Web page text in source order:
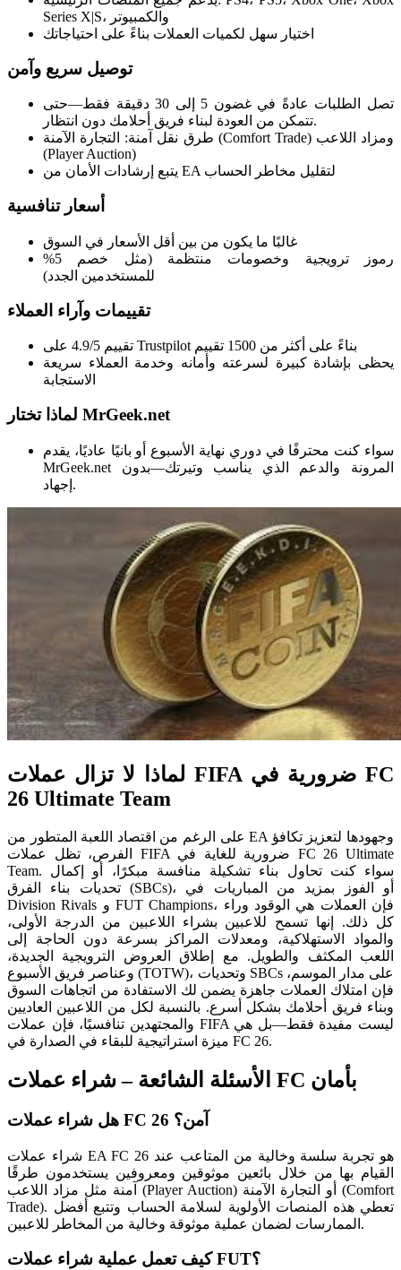
Series X|S، والكمبيوتر
اختيار سهل لكميات العملات بناءً على احتياجاتك
توصيل سريع وآمن
تصل الطلبات عادةً في غضون 5 إلى 30 دقيقة فقط—حتى
تتمكن من العودة لبناء فريق أحلامك دون انتظار.
طرق نقل آمنة: التجارة الآمنة (Comfort Trade) ومزاد اللاعب
(Player Auction)
يتبع إرشادات الأمان من EA لتقليل مخاطر الحساب
أسعار تنافسية
غالبًا ما يكون من بين أقل الأسعار في السوق
رموز ترويجية وخصومات منتظمة (مثل خصم 5%
للمستخدمين الجدد)
تقييمات وآراء العملاء
تقييم 4.9/5 على Trustpilot بناءً على أكثر من 1500 تقييم
يحظى بإشادة كبيرة لسرعته وأمانه وخدمة العملاء سريعة
الاستجابة
لماذا تختار MrGeek.net
سواء كنت محترفًا في دوري نهاية الأسبوع أو بانيًا عاديًا، يقدم
MrGeek.net المرونة والدعم الذي يناسب وتيرتك—بدون
إجهاد.
لماذا لا تزال عملات FIFA ضرورية في FC
26 Ultimate Team
على الرغم من اقتصاد اللعبة المتطور من EA وجهودها لتعزيز تكافؤ
الفرص، تظل عملات FIFA ضرورية للغاية في FC 26 Ultimate
Team. سواء كنت تحاول بناء تشكيلة منافسة مبكرًا، أو إكمال
تحديات بناء الفرق (SBCs)، أو الفوز بمزيد من المباريات في
Division Rivals و FUT Champions، فإن العملات هي الوقود وراء
كل ذلك. إنها تسمح للاعبين بشراء اللاعبين من الدرجة الأولى،
والمواد الاستهلاكية، ومعدلات المراكز بسرعة دون الحاجة إلى
اللعب المكثف والطويل. مع إطلاق العروض الترويجية الجديدة،
وعناصر فريق الأسبوع (TOTW)، وتحديات SBCs على مدار الموسم،
فإن امتلاك العملات جاهزة يضمن لك الاستفادة من اتجاهات السوق
وبناء فريق أحلامك بشكل أسرع. بالنسبة لكل من اللاعبين العاديين
والمجتهدين تنافسيًا، فإن عملات FIFA ليست مفيدة فقط—بل هي
ميزة استراتيجية للبقاء في الصدارة في FC 26.
الأسئلة الشائعة – شراء عملات FC بأمان
هل شراء عملات FC 26 آمن؟
شراء عملات EA FC 26 هو تجربة سلسة وخالية من المتاعب عند
القيام بها من خلال بائعين موثوقين ومعروفين يستخدمون طرقًا
آمنة مثل مزاد اللاعب (Player Auction) أو التجارة الآمنة (Comfort
Trade). تعطي هذه المنصات الأولوية لسلامة الحساب وتتبع أفضل
الممارسات لضمان عملية موثوقة وخالية من المخاطر للاعبين.
كيف تعمل عملية شراء عملات FUT؟